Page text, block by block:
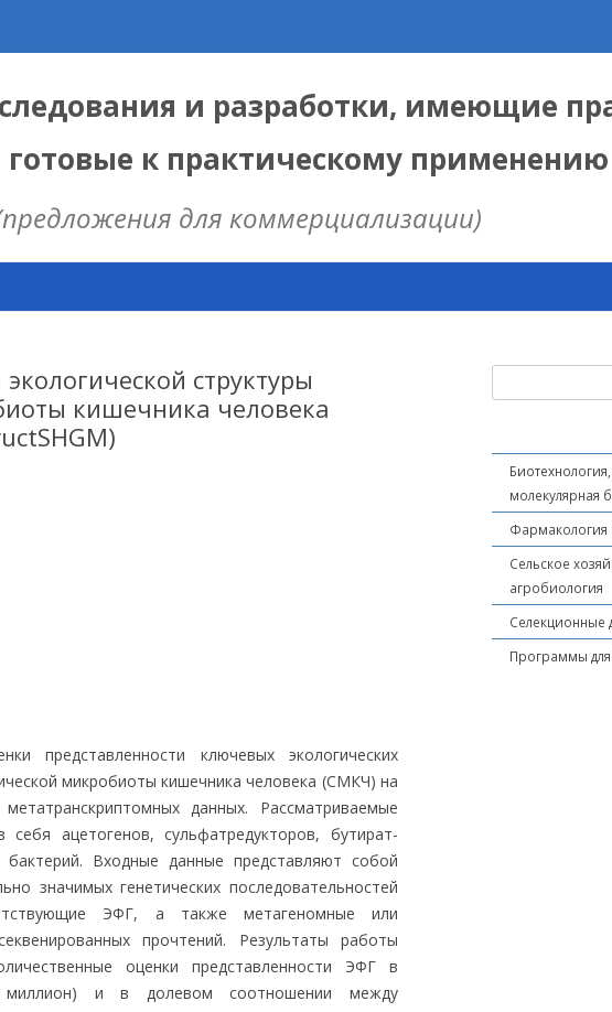
и разработки, имеющие
готовые к практическому применению
для коммерциализации)
Skip
МОДЕЛЬ
структуры
кишечника человека
представленности ключевых экологических
микробиоты кишечника человека (СМКЧ) на
данных. Рассматриваемые
ацетогенов, сульфатредукторов, бутират-
Входные данные представляют собой
значимых генетических последовательностей
ЭФГ, а также метагеномные или
прочтений. Результаты работы
оценки представленности ЭФГ в
миллион) и в долевом соотношении между
молекулярная
Фармакология
Сельское
агробиология
Селекционные
Программы